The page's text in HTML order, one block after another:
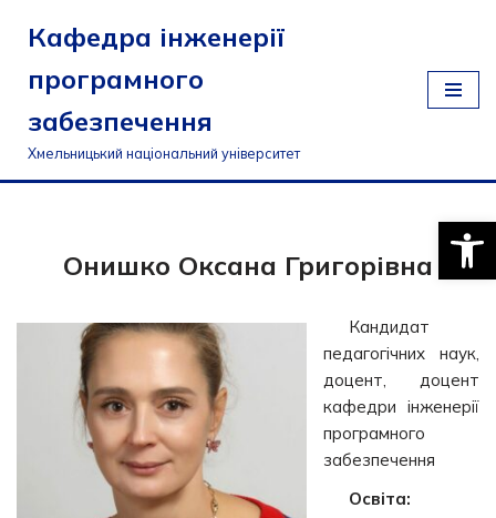
Перейти
до
вмісту
Кафедра інженерії
програмного
забезпечення
Хмельницький національний університет
Онишко Оксана Григорівна
Кандидат
педагогічних наук,
доцент, доцент
кафедри інженерії
програмного
забезпечення
Освіта: